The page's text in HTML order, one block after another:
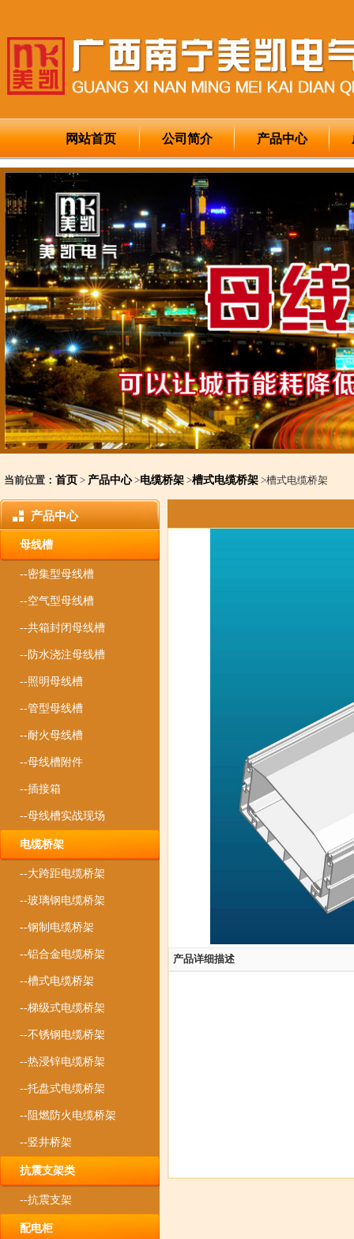
网站首页 公司简介 产品中心
当前位置： 首页 > 产品中心>电缆桥架 >槽式电缆桥架 >槽式电缆桥架
产品中心
母线槽
--密集型母线槽
--空气型母线槽
--共箱封闭母线槽
--防水浇注母线槽
--照明母线槽
--管型母线槽
--耐火母线槽
--母线槽附件
--插接箱
--母线槽实战现场
电缆桥架
--大跨距电缆桥架
--玻璃钢电缆桥架
--钢制电缆桥架
--铝合金电缆桥架
--槽式电缆桥架
--梯级式电缆桥架
--不锈钢电缆桥架
--热浸锌电缆桥架
--托盘式电缆桥架
--阻燃防火电缆桥架
--竖井桥架
抗震支架类
--抗震支架
配电柜
产品详细描述